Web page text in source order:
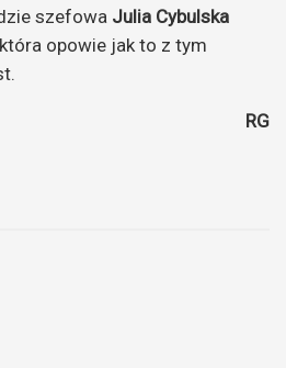
szefowa Julia Cybulska
opowie jak to z tym
RG